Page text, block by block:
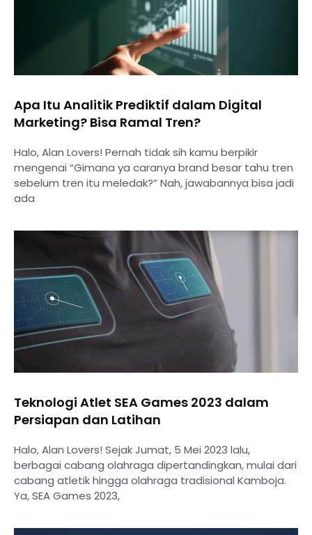
Apa Itu Analitik Prediktif dalam Digital
Marketing? Bisa Ramal Tren?
Halo, Alan Lovers! Pernah tidak sih kamu berpikir
mengenai “Gimana ya caranya brand besar tahu tren
sebelum tren itu meledak?” Nah, jawabannya bisa jadi
ada
Teknologi Atlet SEA Games 2023 dalam
Persiapan dan Latihan
Halo, Alan Lovers! Sejak Jumat, 5 Mei 2023 lalu,
berbagai cabang olahraga dipertandingkan, mulai dari
cabang atletik hingga olahraga tradisional Kamboja.
Ya, SEA Games 2023,